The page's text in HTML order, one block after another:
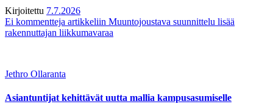
Kirjoitettu 7.7.2026
Ei kommentteja artikkeliin Muuntojoustava suunnittelu lisää
rakennuttajan liikkumavaraa
Jethro Ollaranta
Asiantuntijat kehittävät uutta mallia kampusasumiselle